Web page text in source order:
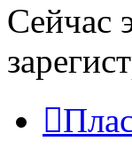
Сейчас